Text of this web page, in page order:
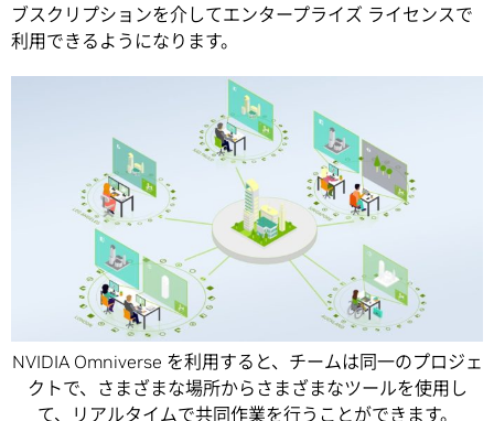
ブスクリプションを介してエンタープライズ ライセンスで
利用できるようになります。
NVIDIA Omniverse を利用すると、チームは同一のプロジェ
クトで、さまざまな場所からさまざまなツールを使用し
て、リアルタイムで共同作業を行うことができます。